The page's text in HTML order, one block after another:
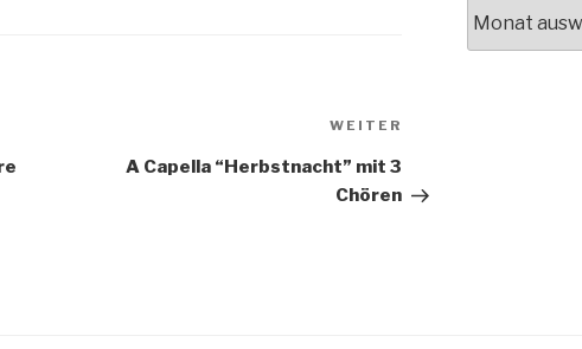
WEITER
A Capella “Herbstnacht” mit 3
Chören